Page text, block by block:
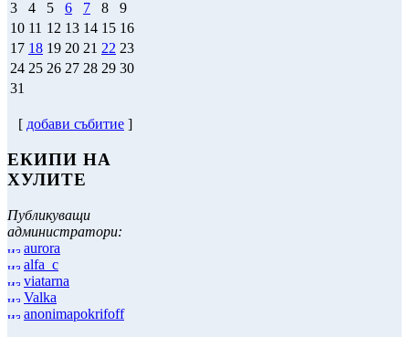
3
4 5 6 7 8
9
10 11 12 13 14 15 16
17 18 19 20 21 22 23
24 25 26 27 28 29 30
31
[ добави събитие ]
ЕКИПИ НА
ХУЛИТЕ
Публикуващи
администратори:
aurora
alfa_c
viatarna
Valka
anonimapokrifoff